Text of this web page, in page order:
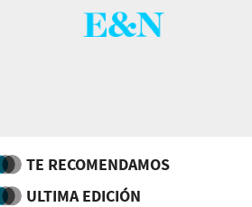
TE RECOMENDAMOS
ULTIMA EDICIÓN